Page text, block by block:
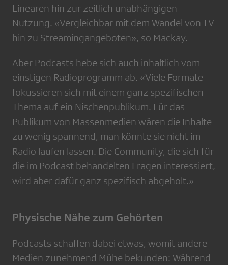
Linearen hin zur zeitlich unabhängigen
Nutzung. «Vergleichbar mit dem Wandel von TV
hin zu Streamingangeboten», so Mackay.
Aber Podcasts hebe sich auch inhaltlich vom
einstigen Radioprogramm ab. «Viele Formate
fokussieren sich mit einem ganz spezifischen
Thema auf ein Nischenpublikum. Für das
Publikum von Massenmedien wären die Inhalte
zu wenig spannend, man könnte sie nicht im
Radio laufen lassen. Die Community, die sich für
die im Podcast behandelten Fragen interessiert,
wird aber dafür ganz spezifisch abgeholt.»
Physische Nähe zum Gehörten
Podcasts schaffen dabei etwas, womit andere
Medien zunehmend Mühe bekunden: Während